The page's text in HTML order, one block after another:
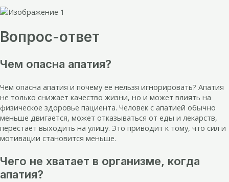
Вопрос-ответ
Чем опасна апатия?
Чем опасна апатия и почему ее нельзя игнорировать? Апатия
не только снижает качество жизни, но и может влиять на
физическое здоровье пациента. Человек с апатией обычно
меньше двигается, может отказываться от еды и лекарств,
перестает выходить на улицу. Это приводит к тому, что сил и
мотивации становится меньше.
Чего не хватает в организме, когда
апатия?